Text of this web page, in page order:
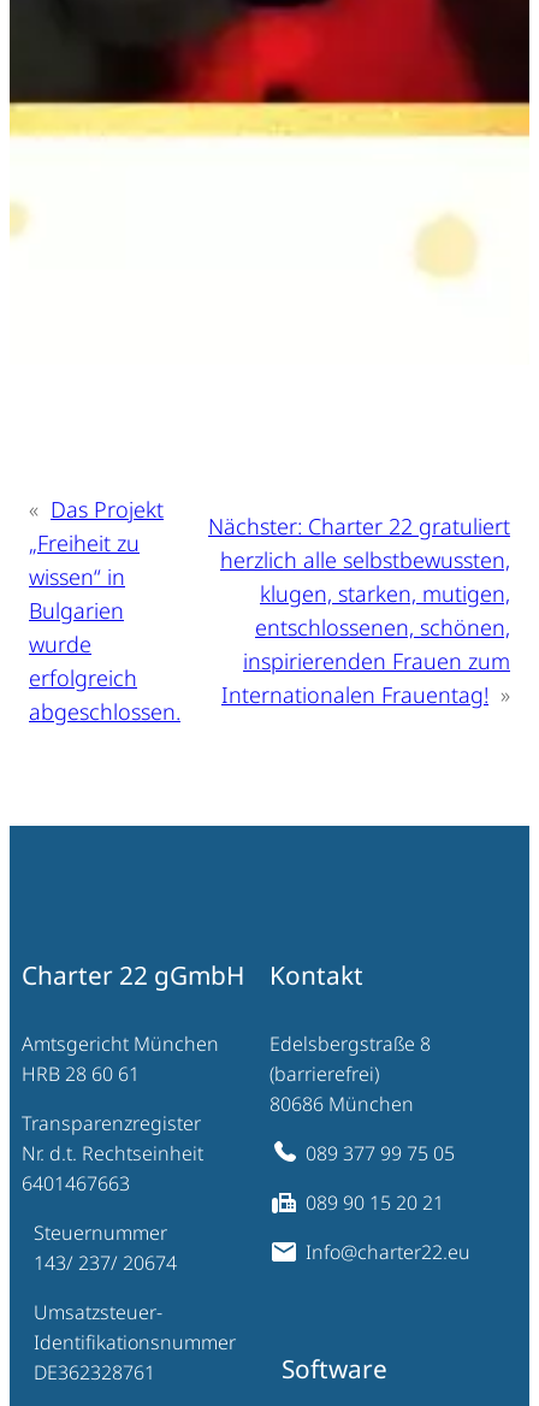
« Das Projekt
„Freiheit zu
wissen“ in
Bulgarien
wurde
erfolgreich
abgeschlossen.
Nächster: Charter 22 gratuliert
herzlich alle selbstbewussten,
klugen, starken, mutigen,
entschlossenen, schönen,
inspirierenden Frauen zum
Internationalen Frauentag! »
Charter 22 gGmbH
Amtsgericht München
HRB 28 60 61
Transparenzregister
Nr. d.t. Rechtseinheit
6401467663
Steuernummer
143/ 237/ 20674
Umsatzsteuer-
Identifikationsnummer
DE362328761
Kontakt
Edelsbergstraße 8
(barrierefrei)
80686 München
089 377 99 75 05
089 90 15 20 21
Info@charter22.eu
Software